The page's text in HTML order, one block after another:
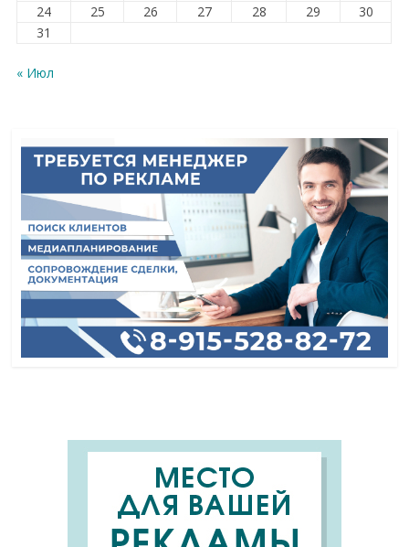
24
25 26 27 28 29
30
31
« Июл